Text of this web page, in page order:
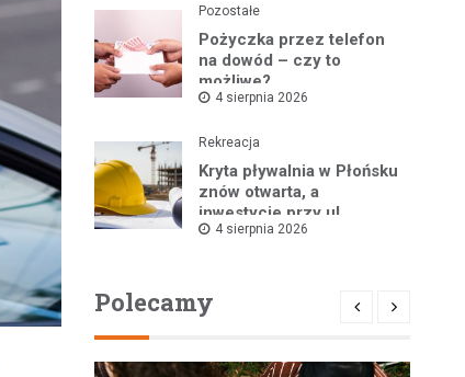
Pozostałe
Pożyczka przez telefon
na dowód – czy to
możliwe?
4 sierpnia 2026
Rekreacja
Kryta pływalnia w Płońsku
znów otwarta, a
inwestycje przy ul.
Kopernika w toku
4 sierpnia 2026
Polecamy